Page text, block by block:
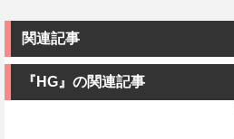
関連記事
『HG』の関連記事